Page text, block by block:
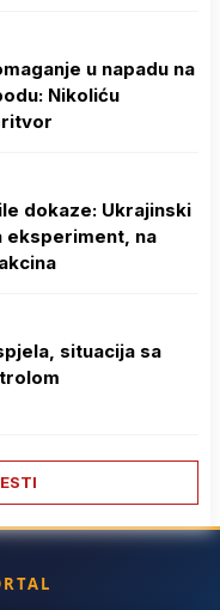
u napadu na
Nikoliću
dokaze: Ukrajinski
eksperiment, na
situacija sa